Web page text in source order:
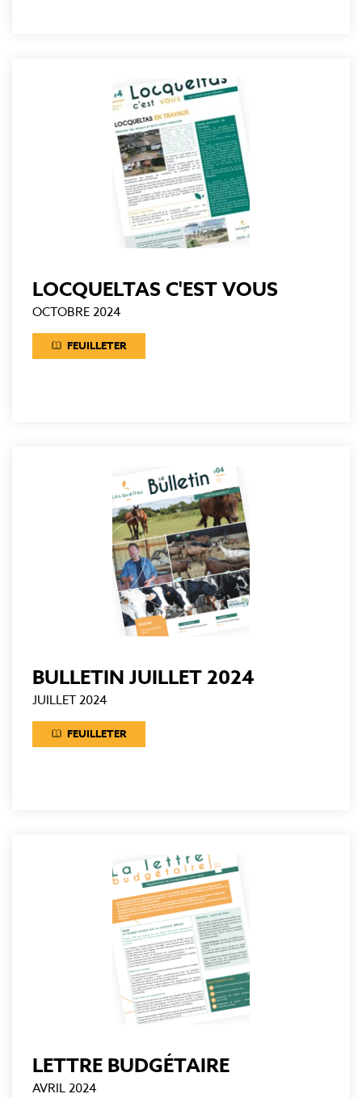
LOCQUELTAS C'EST VOUS
OCTOBRE 2024
FEUILLETER
BULLETIN JUILLET 2024
JUILLET 2024
FEUILLETER
LETTRE BUDGÉTAIRE
AVRIL 2024